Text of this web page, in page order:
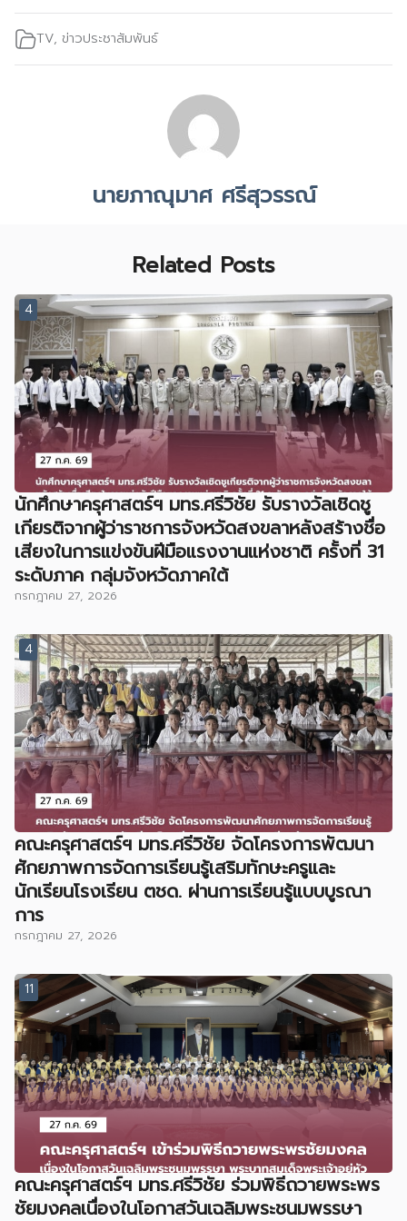
TV, ข่าวประชาสัมพันธ์
นายภาณุมาศ ศรีสุวรรณ์
Related Posts
4
นักศึกษาครุศาสตร์ฯ มทร.ศรีวิชัย รับรางวัลเชิดชู
เกียรติจากผู้ว่าราชการจังหวัดสงขลาหลังสร้างชื่อ
เสียงในการแข่งขันฝีมือแรงงานแห่งชาติ ครั้งที่ 31
ระดับภาค กลุ่มจังหวัดภาคใต้
กรกฎาคม 27, 2026
4
คณะครุศาสตร์ฯ มทร.ศรีวิชัย จัดโครงการพัฒนา
ศักยภาพการจัดการเรียนรู้เสริมทักษะครูและ
นักเรียนโรงเรียน ตชด. ผ่านการเรียนรู้แบบบูรณา
การ
กรกฎาคม 27, 2026
11
คณะครุศาสตร์ฯ มทร.ศรีวิชัย ร่วมพิธีถวายพระพร
ชัยมงคลเนื่องในโอกาสวันเฉลิมพระชนมพรรษา